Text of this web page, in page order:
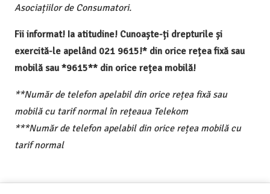
Asociațiilor de Consumatori.
Fii informat! Ia atitudine! Cunoaște-ți drepturile și
exercită-le apelând 021 9615!* din orice rețea fixă sau
mobilă sau *9615** din orice rețea mobilă!
**Număr de telefon apelabil din orice rețea fixă sau
mobilă cu tarif normal în rețeaua Telekom
***Număr de telefon apelabil din orice rețea mobilă cu
tarif normal